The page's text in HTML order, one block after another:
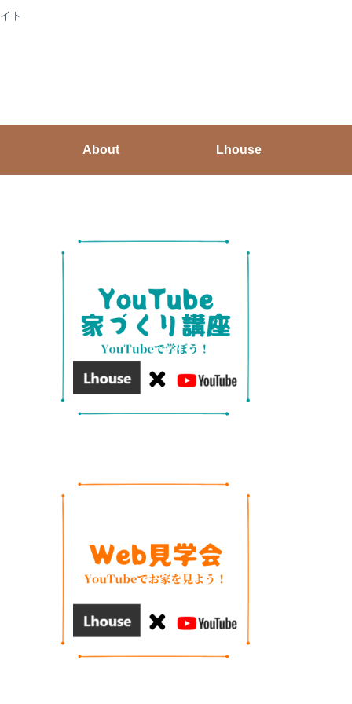
ト
About Lhouse